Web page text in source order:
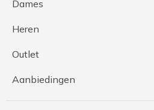
Dames
Heren
Outlet
Aanbiedingen